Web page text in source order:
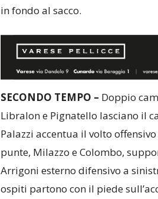
in fondo al sacco.
SECONDO TEMPO – Doppio
Libralon e Pignatello lasciano il
Palazzi accentua il volto
punte, Milazzo e Colombo,
Arrigoni esterno difensivo a
ospiti partono con il piede